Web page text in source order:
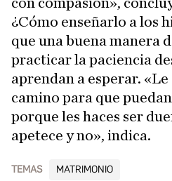
¿Cómo enseñarlo a los
que una buena manera
practicar la paciencia
aprendan a esperar.
camino para que
porque les haces ser
apetece y no», indica.
TEMAS MATRIMONIO